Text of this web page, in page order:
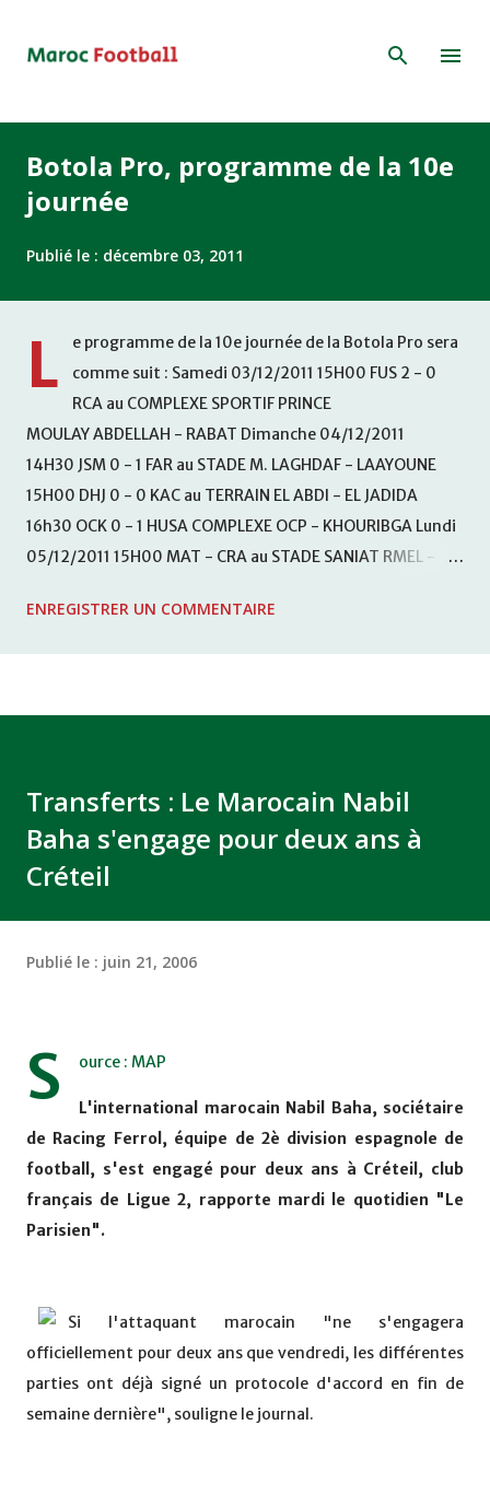
Botola Pro, programme de la 10e
journée
Publié le : décembre 03, 2011
L
e programme de la 10e journée de la Botola Pro sera
comme suit : Samedi 03/12/2011 15H00 FUS 2 - 0
RCA au COMPLEXE SPORTIF PRINCE
MOULAY ABDELLAH - RABAT Dimanche 04/12/2011
14H30 JSM 0 - 1 FAR au STADE M. LAGHDAF - LAAYOUNE
15H00 DHJ 0 - 0 KAC au TERRAIN EL ABDI - EL JADIDA
16h30 OCK 0 - 1 HUSA COMPLEXE OCP - KHOURIBGA Lundi
05/12/2011 15H00 MAT - CRA au STADE SANIAT RMEL -
KHEMISET Mardi 06/12/2011 15H00 WAF - OCS au
ENREGISTRER UN COMMENTAIRE
Transferts : Le Marocain Nabil
Baha s'engage pour deux ans à
Créteil
Publié le : juin 21, 2006
S ource : MAP
L'international marocain Nabil Baha, sociétaire
de Racing Ferrol, équipe de 2è division espagnole de
football, s'est engagé pour deux ans à Créteil, club
français de Ligue 2, rapporte mardi le quotidien "Le
Parisien".
Si l'attaquant marocain "ne s'engagera
officiellement pour deux ans que vendredi, les différentes
parties ont déjà signé un protocole d'accord en fin de
semaine dernière", souligne le journal.